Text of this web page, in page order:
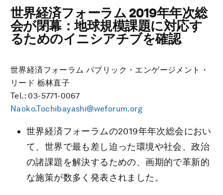
世界経済フォーラム 2019年年次総
会が閉幕：地球規模課題に対応す
るためのイニシアチブを確認
世界経済フォーラム パブリック・エンゲージメント・
リード 栃林直子
Tel.: 03-5771-0067
Naoko.Tochibayashi@weforum.org
世界経済フォーラムの2019年年次総会におい
て、世界で最も差し迫った環境や社会、政治
の諸課題を解決するための、画期的で革新的
な施策が数多く発表されました。